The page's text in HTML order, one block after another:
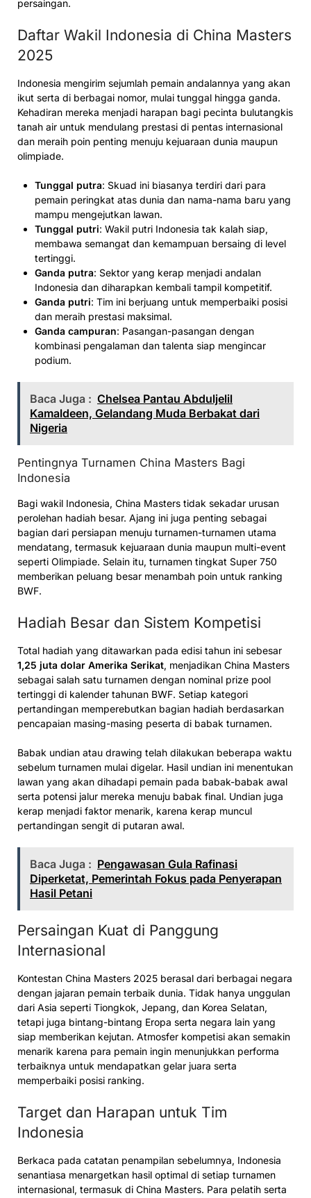
persaingan.
Daftar Wakil Indonesia di China Masters
2025
Indonesia mengirim sejumlah pemain andalannya yang akan
ikut serta di berbagai nomor, mulai tunggal hingga ganda.
Kehadiran mereka menjadi harapan bagi pecinta bulutangkis
tanah air untuk mendulang prestasi di pentas internasional
dan meraih poin penting menuju kejuaraan dunia maupun
olimpiade.
Tunggal putra: Skuad ini biasanya terdiri dari para
pemain peringkat atas dunia dan nama-nama baru yang
mampu mengejutkan lawan.
Tunggal putri: Wakil putri Indonesia tak kalah siap,
membawa semangat dan kemampuan bersaing di level
tertinggi.
Ganda putra: Sektor yang kerap menjadi andalan
Indonesia dan diharapkan kembali tampil kompetitif.
Ganda putri: Tim ini berjuang untuk memperbaiki posisi
dan meraih prestasi maksimal.
Ganda campuran: Pasangan-pasangan dengan
kombinasi pengalaman dan talenta siap mengincar
podium.
Baca Juga : Chelsea Pantau Abduljelil
Kamaldeen, Gelandang Muda Berbakat dari
Nigeria
Pentingnya Turnamen China Masters Bagi
Indonesia
Bagi wakil Indonesia, China Masters tidak sekadar urusan
perolehan hadiah besar. Ajang ini juga penting sebagai
bagian dari persiapan menuju turnamen-turnamen utama
mendatang, termasuk kejuaraan dunia maupun multi-event
seperti Olimpiade. Selain itu, turnamen tingkat Super 750
memberikan peluang besar menambah poin untuk ranking
BWF.
Hadiah Besar dan Sistem Kompetisi
Total hadiah yang ditawarkan pada edisi tahun ini sebesar
1,25 juta dolar Amerika Serikat, menjadikan China Masters
sebagai salah satu turnamen dengan nominal prize pool
tertinggi di kalender tahunan BWF. Setiap kategori
pertandingan memperebutkan bagian hadiah berdasarkan
pencapaian masing-masing peserta di babak turnamen.
Babak undian atau drawing telah dilakukan beberapa waktu
sebelum turnamen mulai digelar. Hasil undian ini menentukan
lawan yang akan dihadapi pemain pada babak-babak awal
serta potensi jalur mereka menuju babak final. Undian juga
kerap menjadi faktor menarik, karena kerap muncul
pertandingan sengit di putaran awal.
Baca Juga : Pengawasan Gula Rafinasi
Diperketat, Pemerintah Fokus pada Penyerapan
Hasil Petani
Persaingan Kuat di Panggung
Internasional
Kontestan China Masters 2025 berasal dari berbagai negara
dengan jajaran pemain terbaik dunia. Tidak hanya unggulan
dari Asia seperti Tiongkok, Jepang, dan Korea Selatan,
tetapi juga bintang-bintang Eropa serta negara lain yang
siap memberikan kejutan. Atmosfer kompetisi akan semakin
menarik karena para pemain ingin menunjukkan performa
terbaiknya untuk mendapatkan gelar juara serta
memperbaiki posisi ranking.
Target dan Harapan untuk Tim
Indonesia
Berkaca pada catatan penampilan sebelumnya, Indonesia
senantiasa menargetkan hasil optimal di setiap turnamen
internasional, termasuk di China Masters. Para pelatih serta